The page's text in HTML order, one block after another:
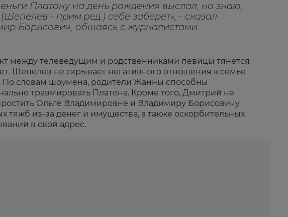
Платону на день рождения выслал, но знаю,
(Шепелев - прим.ред.) себе заберет», - сказал
Борисович, общаясь с журналистами.
между телеведущим и родственниками певицы тянется
Шепелев не скрывает негативного отношения к семье
По словам шоумена, родители Жанны способны
травмировать Платона. Кроме того, Дмитрий не
Ольге Владимировне и Владимиру Борисовичу
тяжб из-за денег и имущества, а также оскорбительных
в свой адрес.